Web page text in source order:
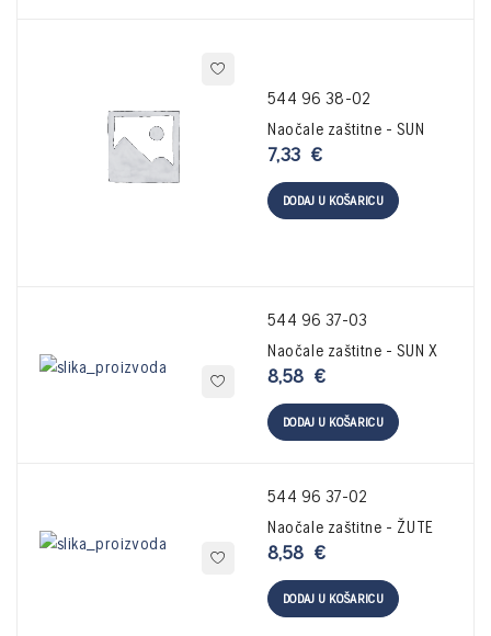
544 96 38-02
Naočale zaštitne - SUN
7,33 €
DODAJ U KOŠARICU
544 96 37-03
Naočale zaštitne - SUN X
8,58 €
DODAJ U KOŠARICU
544 96 37-02
Naočale zaštitne - ŽUTE
8,58 €
DODAJ U KOŠARICU